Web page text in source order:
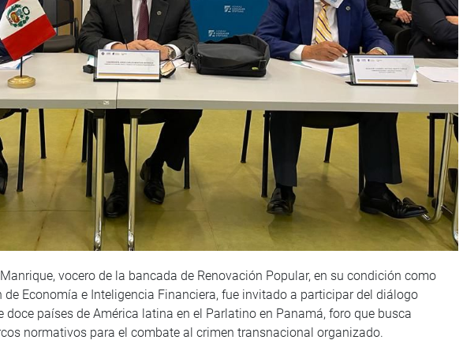
vocero de la bancada de Renovación Popular, en su condición como
Economía e Inteligencia Financiera, fue invitado a participar del diálogo
países de América latina en el Parlatino en Panamá, foro que busca
normativos para el combate al crimen transnacional organizado.